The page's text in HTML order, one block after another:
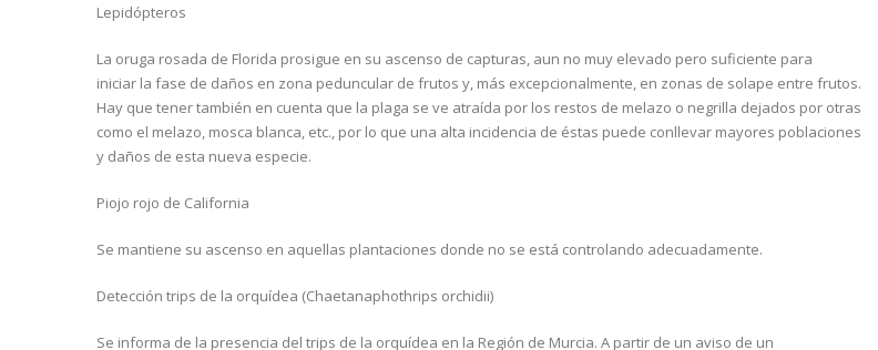
Lepidópteros
La oruga rosada de Florida prosigue en su ascenso de capturas, aun no muy elevado pero suficiente para
iniciar la fase de daños en zona peduncular de frutos y, más excepcionalmente, en zonas de solape entre frutos.
Hay que tener también en cuenta que la plaga se ve atraída por los restos de melazo o negrilla dejados por otras
como el melazo, mosca blanca, etc., por lo que una alta incidencia de éstas puede conllevar mayores poblaciones
y daños de esta nueva especie.
Piojo rojo de California
Se mantiene su ascenso en aquellas plantaciones donde no se está controlando adecuadamente.
Detección trips de la orquídea (Chaetanaphothrips orchidii)
Se informa de la presencia del trips de la orquídea en la Región de Murcia. A partir de un aviso de un